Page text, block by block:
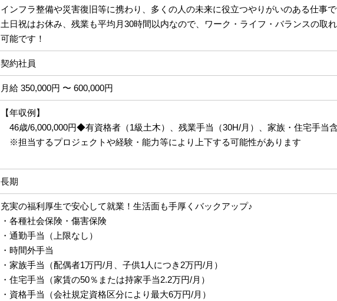
インフラ整備や災害復旧等に携わり、多くの人の未来に役立つやりがいのある仕事
土日祝はお休み、残業も平均月30時間以内なので、ワーク・ライフ・バランスの取
可能です！
契約社員
月給 350,000円 〜 600,000円
【年収例】
46歳/6,000,000円◆有資格者（1級土木）、残業手当（30H/月）、家族・住宅手当
※担当するプロジェクトや経験・能力等により上
長期
充実の福利厚生で安心して就業！生活面も手厚くバックアップ♪
・各種社会保険・傷害保険
・通勤手当（上限なし）
・時間外手当
・家族手当（配偶者1万円/月、子供1人につき2万円/月）
・住宅手当（家賃の50％または持家手当2.2万円/月）
・資格手当（会社規定資格区分により最大6万円/月）